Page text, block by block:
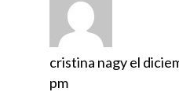
cristina nagyel
pm